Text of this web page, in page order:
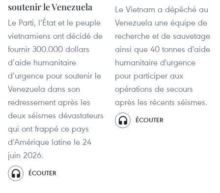
soutenir le Venezuela
Le Parti, l’État et le peuple
vietnamiens ont décidé de
fournir 300.000 dollars
d’aide humanitaire
d’urgence pour soutenir le
Venezuela dans son
redressement après les
deux séismes dévastateurs
qui ont frappé ce pays
d’Amérique latine le 24
juin 2026.
ÉCOUTER
Le Vietnam a dépêché au
Venezuela une équipe de
recherche et de sauvetage
ainsi que 40 tonnes d'aide
humanitaire d'urgence
pour participer aux
opérations de secours
après les récents séismes.
ÉCOUTER